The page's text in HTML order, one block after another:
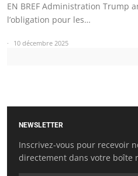
EN BREF Administration Trump
l’obligation pour les…
10 décembre 2025
NEWSLETTER
Inscrivez-vous pour recevoir
directement dans votre boîte